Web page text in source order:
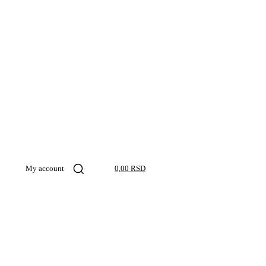
My account 0,00 RSD